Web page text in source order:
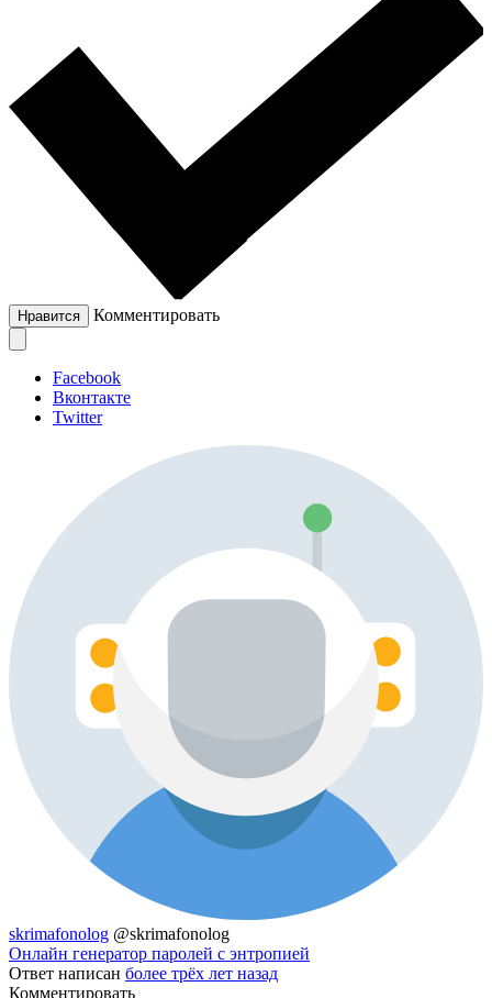
Нравится Комментировать
Facebook
Вконтакте
Twitter
skrimafonolog @skrimafonolog
Онлайн генератор паролей с энтропией
Ответ написан более трёх лет назад
Комментировать